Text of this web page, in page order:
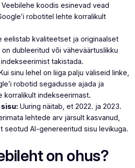
Veebilehe koodis esinevad vead
robotitel lehte korralikult
eelistab kvaliteetset ja originaalset
on dubleeritud või väheväärtuslikku
takistada.
sinu lehel on liiga palju väliseid linke,
robotid segadusse ajada ja
korralikult indekseerimast.
Uuring näitab, et 2022. ja 2023.
lehtede arv järsult kasvanud,
seotud AI-genereeritud sisu levikuga.
on ohus?